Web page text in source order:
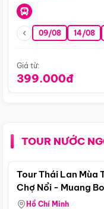
09/08 14/08
Giá từ:
399.000đ
TOUR NƯỚC
Tour Thái Lan Mùa
Chợ Nổi - Muang
Airlines)
Hồ Chí Minh